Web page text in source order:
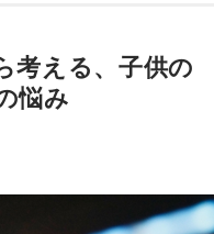
てるのよ（笑）。
はミセス先生たちだっ
共演している清水ミチ
日（木）のゲストはシ
までお楽しみに。
6年にちなんで現金6万
日、豪華ゲストが登場す
考える、子供の
悩み